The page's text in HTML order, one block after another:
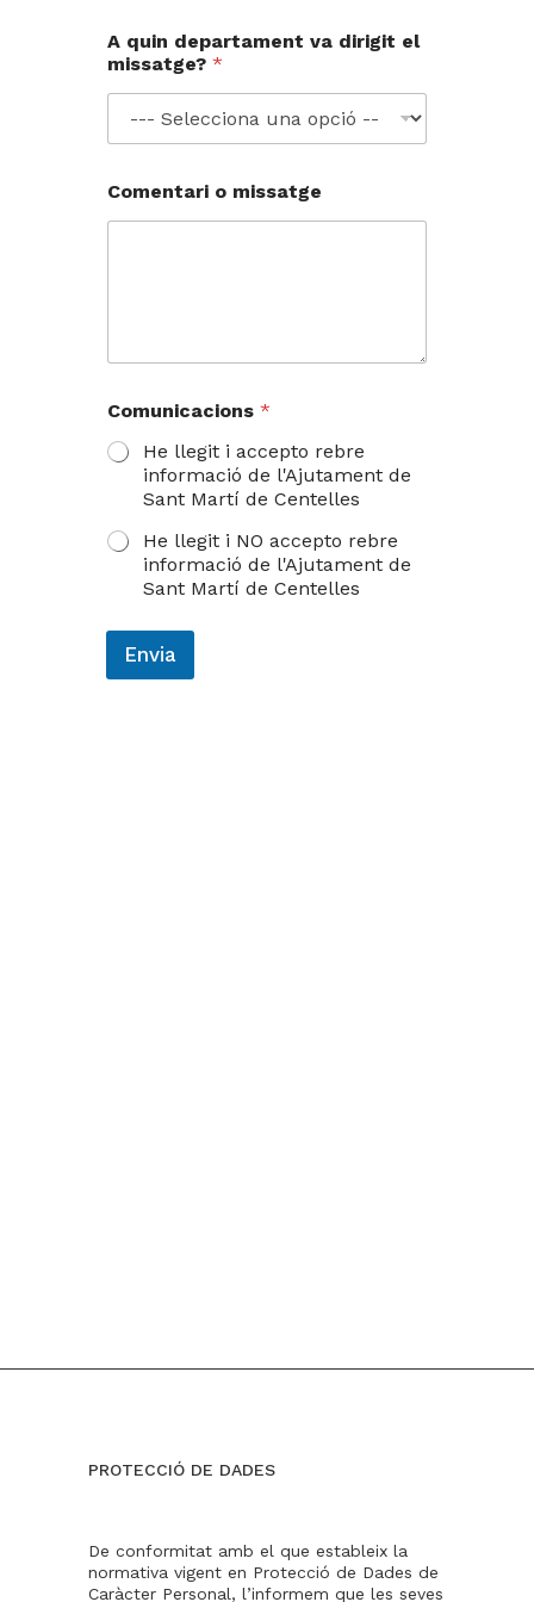
A quin departament va dirigit el
missatge? *
Comentari o missatge
Comunicacions *
He llegit i accepto rebre
informació de l'Ajutament de
Sant Martí de Centelles
He llegit i NO accepto rebre
informació de l'Ajutament de
Sant Martí de Centelles
Envia
PROTECCIÓ DE DADES
De conformitat amb el que estableix la
normativa vigent en Protecció de Dades de
Caràcter Personal, l’informem que les seves